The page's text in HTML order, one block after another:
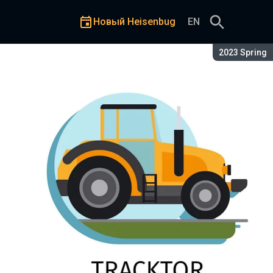
Сезон:
2023 Spring
Новый Heisenbug EN